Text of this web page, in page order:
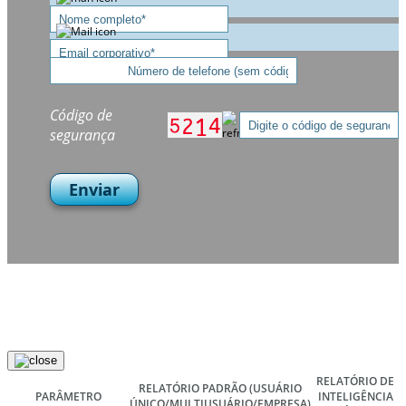
Código de
segurança
Enviar
PARÂMETRO
RELATÓRIO PADRÃO(USUÁRIO
RELATÓRIO DE
INTELIGÊNCIA